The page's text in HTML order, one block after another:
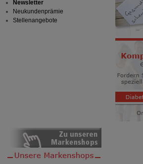
Statistik & Tracking:
Hierüber
Informationen über die Art und
unserer Website sammeln, mit
Website weiter für Sie optimieren
auf unserer Website aber auch die
Drittseiten möglichst relevant für Sie
Bitte beachten Sie, dass Daten
Dritte wie z.B. Google oder soziale
Newsletter
Neukundenprämie
Stellenangebote